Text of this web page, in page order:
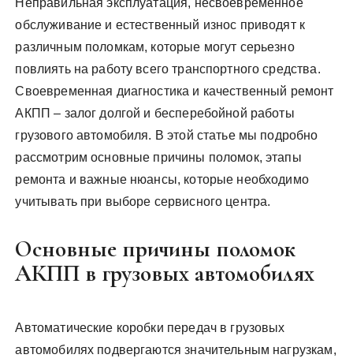
Неправильная эксплуатация, несвоевременное
обслуживание и естественный износ приводят к
различным поломкам, которые могут серьезно
повлиять на работу всего транспортного средства.
Своевременная диагностика и качественный ремонт
АКПП – залог долгой и бесперебойной работы
грузового автомобиля. В этой статье мы подробно
рассмотрим основные причины поломок, этапы
ремонта и важные нюансы, которые необходимо
учитывать при выборе сервисного центра.
Основные причины поломок
АКПП в грузовых автомобилях
Автоматические коробки передач в грузовых
автомобилях подвергаются значительным нагрузкам,